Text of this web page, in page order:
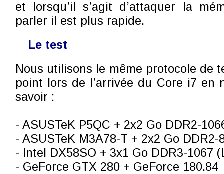
et lorsqu’il s’agit d’attaquer la
parler il est plus rapide.
Le test
Nous utilisons le même protocole de
point lors de l’arrivée du Core i7 en
savoir :
- ASUSTeK P5QC + 2x2 Go DDR2-
- ASUSTeK M3A78-T + 2x2 Go DDR2-
- Intel DX58SO + 3x1 Go DDR3-1067
- GeForce GTX 280 + GeForce 180.84